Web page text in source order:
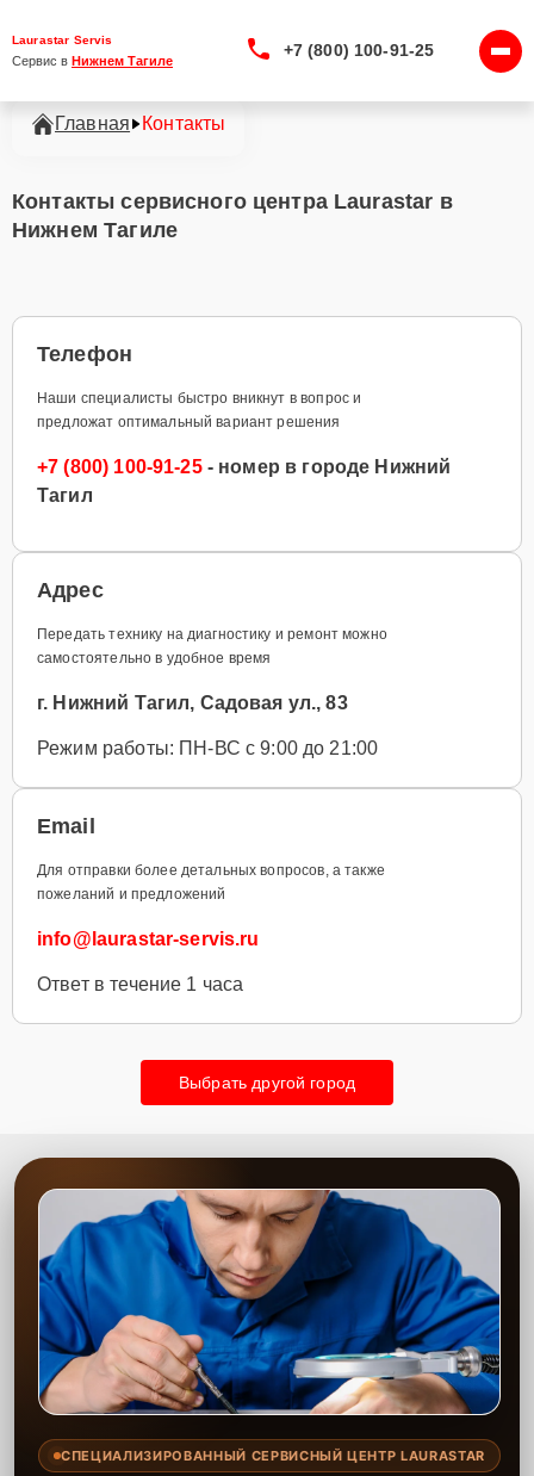
Laurastar Servis
Сервис в Нижнем Тагиле
+7 (800) 100-91-25
Главная Контакты
Контакты сервисного центра Laurastar в
Нижнем Тагиле
Телефон
Наши специалисты быстро вникнут в вопрос и
предложат оптимальный вариант решения
+7 (800) 100-91-25- номер в городе Нижний
Тагил
Адрес
Передать технику на диагностику и ремонт можно
самостоятельно в удобное время
г. Нижний Тагил, Садовая ул., 83
Режим работы: ПН-ВС с 9:00 до 21:00
Email
Для отправки более детальных вопросов, а также
пожеланий и предложений
info@laurastar-servis.ru
Ответ в течение 1 часа
Выбрать другой город
СПЕЦИАЛИЗИРОВАННЫЙ СЕРВИСНЫЙ ЦЕНТР LAURASTAR